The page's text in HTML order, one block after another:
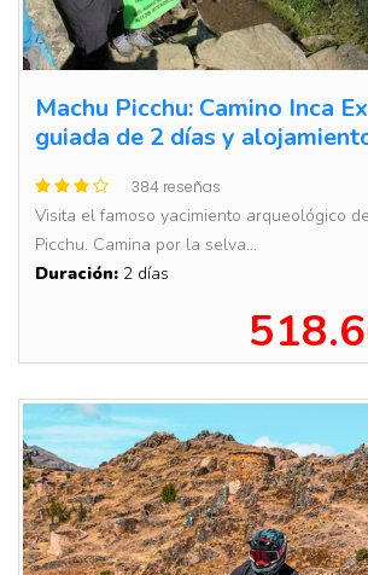
Machu Picchu: Camino Inca
guiada de 2 días y
384 reseñas
Visita el famoso yacimiento arqueológico
Picchu. Camina por la selva...
Duración: 2 días